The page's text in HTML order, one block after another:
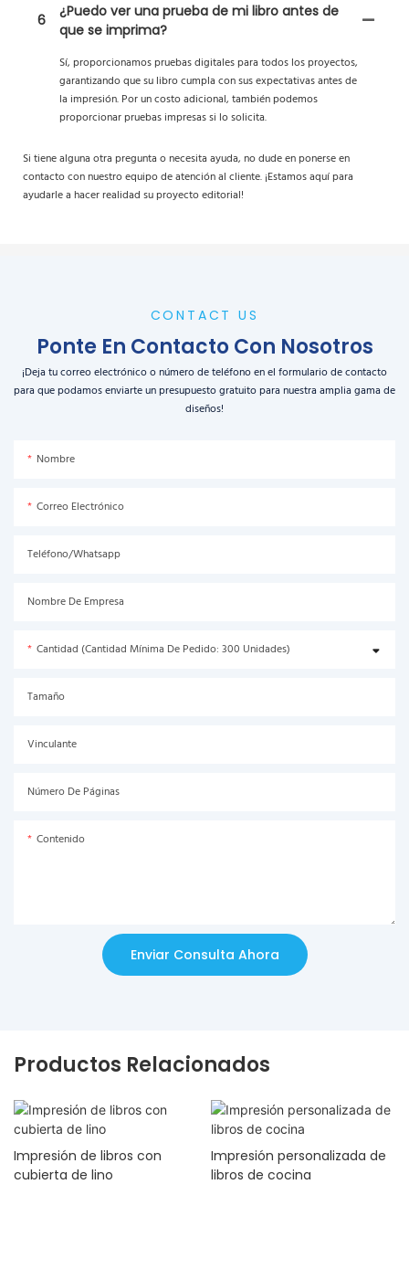
6
¿Puedo ver una prueba de mi libro antes de
que se imprima?
Sí, proporcionamos pruebas digitales para todos los proyectos,
garantizando que su libro cumpla con sus expectativas antes de
la impresión. Por un costo adicional, también podemos
proporcionar pruebas impresas si lo solicita.
Si tiene alguna otra pregunta o necesita ayuda, no dude en ponerse en
contacto con nuestro equipo de atención al cliente. ¡Estamos aquí para
ayudarle a hacer realidad su proyecto editorial!
CONTACT US
Ponte En Contacto Con Nosotros
¡Deja tu correo electrónico o número de teléfono en el formulario de contacto
para que podamos enviarte un presupuesto gratuito para nuestra amplia gama de
diseños!
Nombre
Correo Electrónico
Teléfono/Whatsapp
Nombre De Empresa
Cantidad (Cantidad Mínima De Pedido: 300 Unidades)
Tamaño
Vinculante
Número De Páginas
Contenido
Enviar Consulta Ahora
Productos Relacionados
Impresión de libros con
cubierta de lino
Impresión personalizada de
libros de cocina